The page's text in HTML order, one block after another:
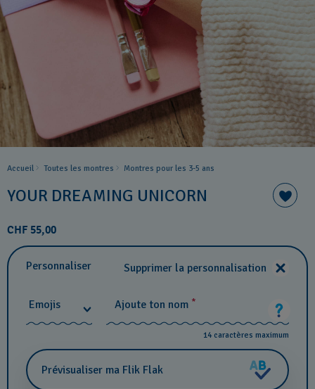
Accueil Toutes les montres Montres pour les 3-5 ans
YOUR DREAMING UNICORN
CHF 55,00
Personnaliser Supprimer la personnalisation
Emojis Ajoute ton nom *
14 caractères maximum
Prévisualiser ma Flik Flak